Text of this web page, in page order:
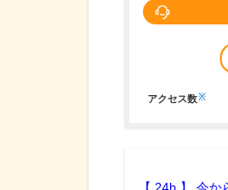
アクセス数※